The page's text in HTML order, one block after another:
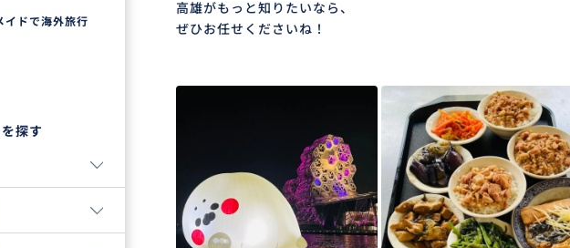
高雄がもっと知りたいなら、
ぜひお任せくださいね！
イドで海外旅行
探す